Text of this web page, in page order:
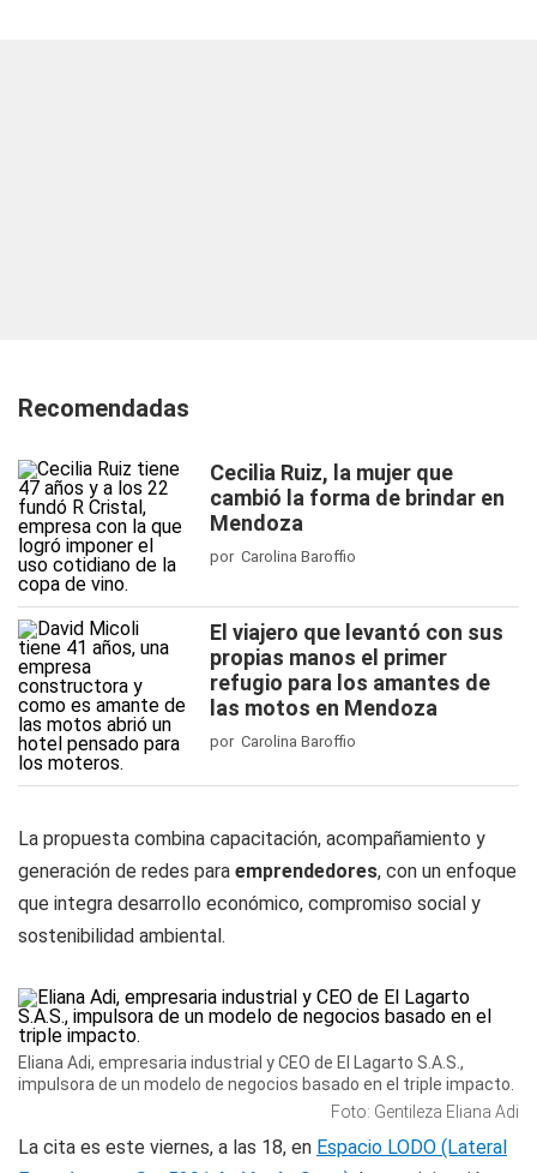
Recomendadas
Cecilia Ruiz, la mujer que
cambió la forma de brindar en
Mendoza
por Carolina Baroffio
El viajero que levantó con sus
propias manos el primer
refugio para los amantes de
las motos en Mendoza
por Carolina Baroffio
La propuesta combina capacitación, acompañamiento y
generación de redes para emprendedores, con un enfoque
que integra desarrollo económico, compromiso social y
sostenibilidad ambiental.
Eliana Adi, empresaria industrial y CEO de El Lagarto S.A.S.,
impulsora de un modelo de negocios basado en el triple impacto.
Foto: Gentileza Eliana Adi
La cita es este viernes, a las 18, en Espacio LODO (Lateral